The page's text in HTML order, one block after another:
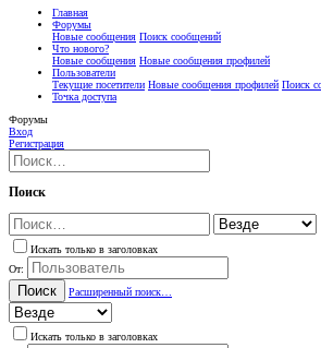
Главная
Форумы
Новые сообщения Поиск сообщений
Что нового?
Новые сообщения Новые сообщения профилей
Пользователи
Текущие посетители Новые сообщения профилей Поиск
Точка доступа
Форумы
Вход
Регистрация
Поиск
Искать только в заголовках
От:
Поиск Расширенный поиск…
Искать только в заголовках